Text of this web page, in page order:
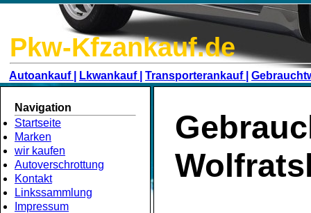
Pkw-Kfzankauf.de
Autoankauf | Lkwankauf | Transporterankauf |
Navigation
Startseite
Marken
wir kaufen
Autoverschrottung
Kontakt
Linkssammlung
Impressum